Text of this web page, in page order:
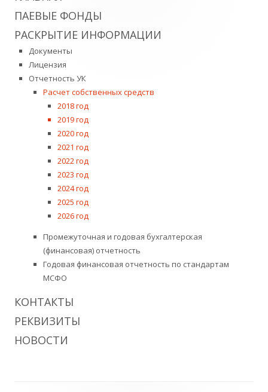
боковая
колонка
ПАЕВЫЕ ФОНДЫ
РАСКРЫТИЕ ИНФОРМАЦИИ
Документы
Лицензия
Отчетность УК
Расчет собственных средств
2018 год
2019 год
2020 год
2021 год
2022 год
2023 год
2024 год
2025 год
2026 год
Промежуточная и годовая бухгалтерская
(финансовая) отчетность
Годовая финансовая отчетность по стандартам
МСФО
КОНТАКТЫ
РЕКВИЗИТЫ
НОВОСТИ